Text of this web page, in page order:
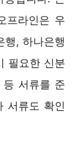
프라인은 우
행, 하나은행
필요한 신분
등 서류를 준
서류도 확인